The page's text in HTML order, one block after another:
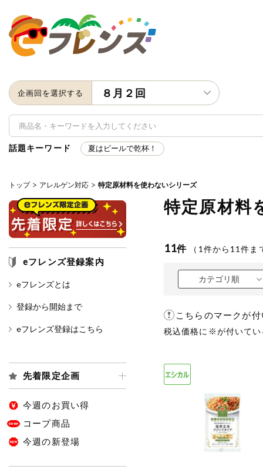
企画回を選択する ８月２回
キーワード
キーワードをすべて含む
い
アレルゲン情報 特定原材料と特定原材料に準ずる
卵
話題キーワード 夏はビールで乾杯！
トップ アレルゲン対応 特定原材料を使わないシリーズ
eフレンズ登録案内
eフレンズとは
登録から開始まで
eフレンズ登録はこちら
先着限定企画
今週のお買い得
コープ商品
今週の新登場
特定原材料
11件 （ 1 件から 11件ま
カテゴリ順
こちらのマークが
税込価格に※が付いてい